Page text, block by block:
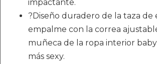
impactante.
?Diseño duradero de la taza de
empalme con la correa
muñeca de la ropa interior
más sexy.